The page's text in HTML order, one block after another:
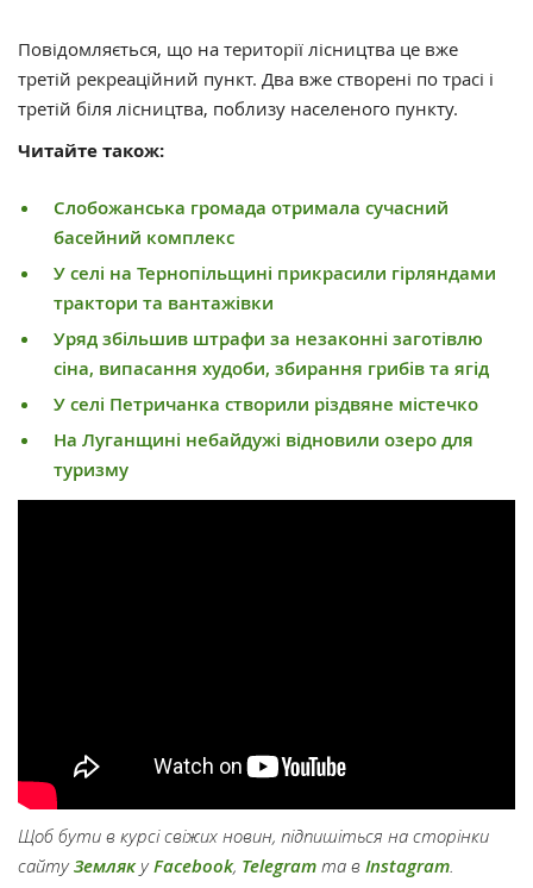
Повідомляється, що на території лісництва це вже
третій рекреаційний пункт. Два вже створені по трасі і
третій біля лісництва, поблизу населеного пункту.
Читайте також:
Слобожанська громада отримала сучасний
басейний комплекс
У селі на Тернопільщині прикрасили гірляндами
трактори та вантажівки
Уряд збільшив штрафи за незаконні заготівлю
сіна, випасання худоби, збирання грибів та ягід
У селі Петричанка створили різдвяне містечко
На Луганщині небайдужі відновили озеро для
туризму
Щоб бути в курсі свіжих новин, підпишіться на сторінки
сайтуЗемлякуFacebook, Telegram та в Instagram.